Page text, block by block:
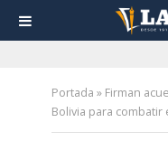
Portada » Firman
Bolivia para combatir